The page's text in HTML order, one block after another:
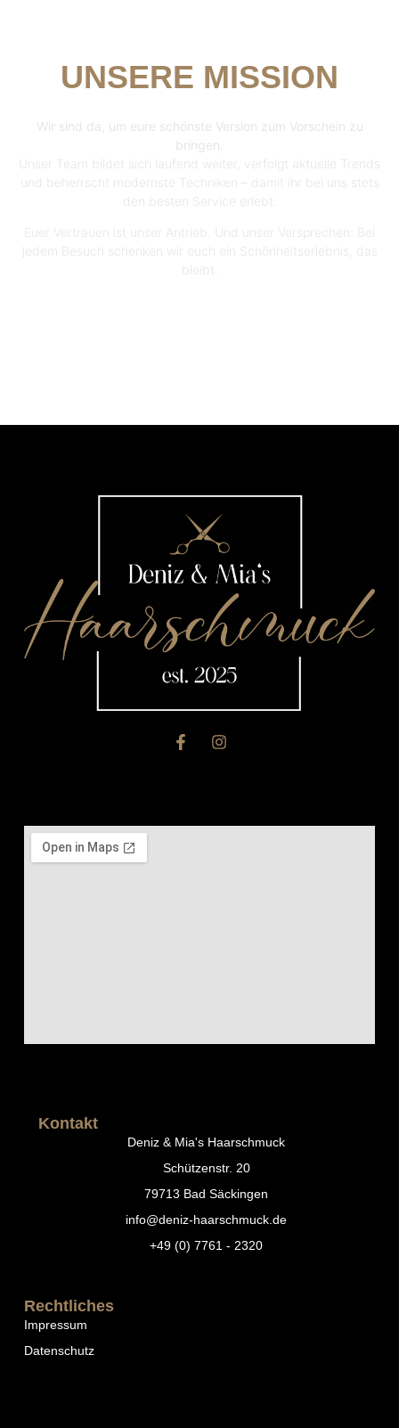
UNSERE MISSION
Wir sind da, um eure schönste Version zum Vorschein zu
bringen.
Unser Team bildet sich laufend weiter, verfolgt aktuelle Trends
und beherrscht modernste Techniken – damit ihr bei uns stets
den besten Service erlebt.
Euer Vertrauen ist unser Antrieb. Und unser Versprechen: Bei
jedem Besuch schenken wir euch ein Schönheitserlebnis, das
bleibt.
Rechtliches
Impressum
Datenschutz
Kontakt
Deniz & Mia's Haarschmuck
Schützenstr. 20
79713 Bad Säckingen
info@deniz-haarschmuck.de
+49 (0) 7761 - 2320